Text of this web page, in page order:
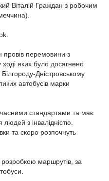
Віталій Граждан з робочим
провів перемовини з
яких було досягнено
Дністровському
автобусів марки
стандартами та має
з інвалідністю.
та скоро розпочнуть
розробкою маршрутів, за